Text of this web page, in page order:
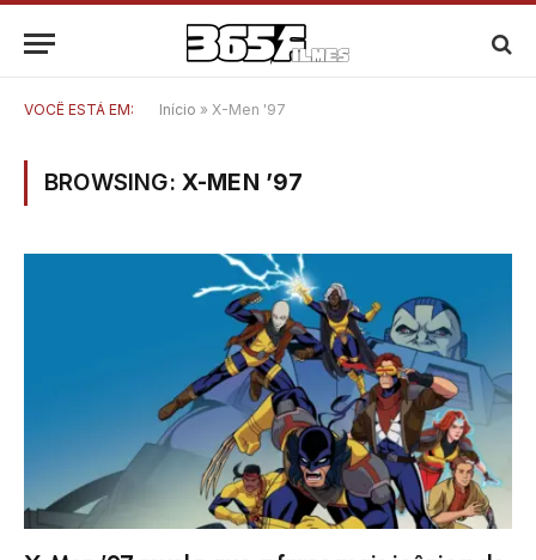
VOCÊ ESTÁ EM: Início » X-Men '97
BROWSING: X-MEN ’97